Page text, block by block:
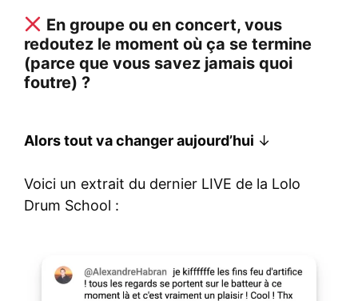
En groupe ou en concert, vous
redoutez le moment où ça se termine
(parce que vous savez jamais quoi
foutre) ?
Alors tout va changer aujourd’hui ↓
Voici un extrait du dernier LIVE de la Lolo
Drum School :